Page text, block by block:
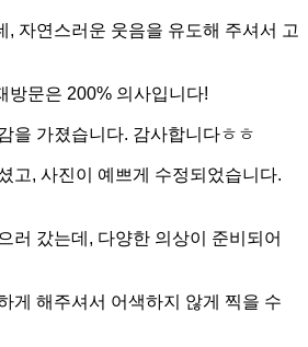
, 자연스러운 웃음을 유도해 주셔서 고
방문은 200% 의사입니다!
을 가졌습니다. 감사합니다ㅎㅎ
고, 사진이 예쁘게 수정되었습니다.
러 갔는데, 다양한 의상이 준비되어
게 해주셔서 어색하지 않게 찍을 수